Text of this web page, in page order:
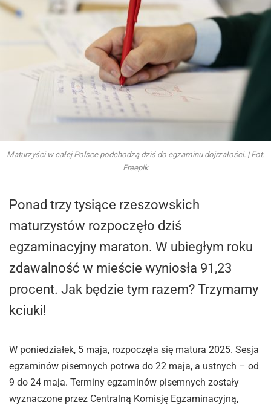
Maturzyści w całej Polsce podchodzą dziś do egzaminu dojrzałości. | Fot.
Freepik
Ponad trzy tysiące rzeszowskich
maturzystów rozpoczęło dziś
egzaminacyjny maraton. W ubiegłym roku
zdawalność w mieście wyniosła 91,23
procent. Jak będzie tym razem? Trzymamy
kciuki!
W poniedziałek, 5 maja, rozpoczęła się matura 2025. Sesja
egzaminów pisemnych potrwa do 22 maja, a ustnych – od
9 do 24 maja. Terminy egzaminów pisemnych zostały
wyznaczone przez Centralną Komisję Egzaminacyjną,